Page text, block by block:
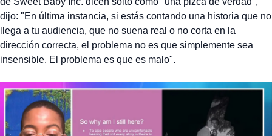
dijo: "En última instancia, si estás contando una historia que no
llega a tu audiencia, que no suena real o no corta en la
dirección correcta, el problema no es que simplemente sea
insensible. El problema es que es malo".